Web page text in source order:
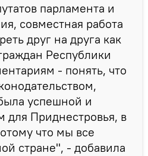
парламента и
совместная работа
друг на друга как
Республики
- понять, что
успешной и
для Приднестровья, в
что мы все
стране", - добавила